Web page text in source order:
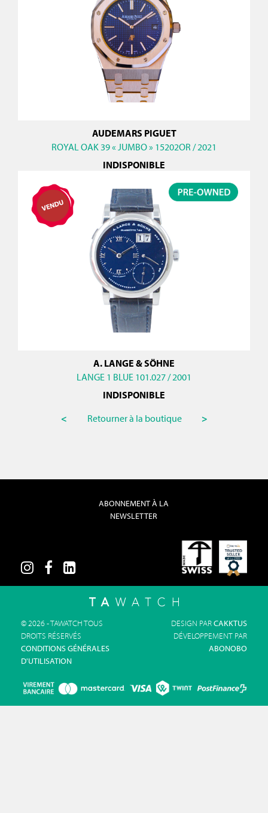
AUDEMARS PIGUET
ROYAL OAK 39 « JUMBO » 15202OR / 2021
INDISPONIBLE
A. LANGE & SÖHNE
LANGE 1 BLUE 101.027 / 2001
INDISPONIBLE
<
Retourner à la boutique >
ABONNEMENT À LA
NEWSLETTER
© 2026 - TAWATCH TOUS
DROITS RÉSERVÉS
CONDITIONS GÉNÉRALES
D'UTILISATION
DESIGN PARCAKKTUS
DÉVELOPPEMENT PAR
ABONOBO